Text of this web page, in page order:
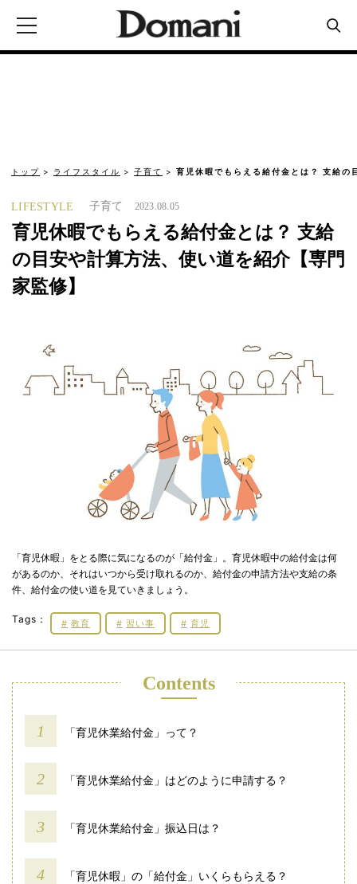
トップ ライフスタイル 子育て 育児休暇でもらえる給付金とは？ 支給の
LIFESTYLE 子育て 2023.08.05
育児休暇でもらえる給付金とは？ 支給
の目安や計算方法、使い道を紹介【専門
家監修】
「育児休暇」をとる際に気になるのが「給付金」。育児休暇中の給付金は何
があるのか、それはいつから受け取れるのか、給付金の申請方法や支給の条
件、給付金の使い道を見ていきましょう。
Tags： 教育 習い事 育児
Contents
「育児休業給付金」って？
「育児休業給付金」はどのように申請する？
「育児休業給付金」振込日は？
「育児休暇」の「給付金」いくらもらえる？